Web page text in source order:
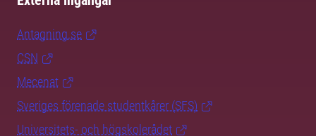
Antagning.se
CSN
Mecenat
Sveriges förenade studentkårer (SFS)
Universitets- och högskolerådet